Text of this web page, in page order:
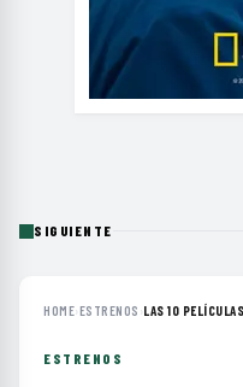
SIGUIENTE
HOME›ESTRENOS ›LAS 10
ESTRENOS